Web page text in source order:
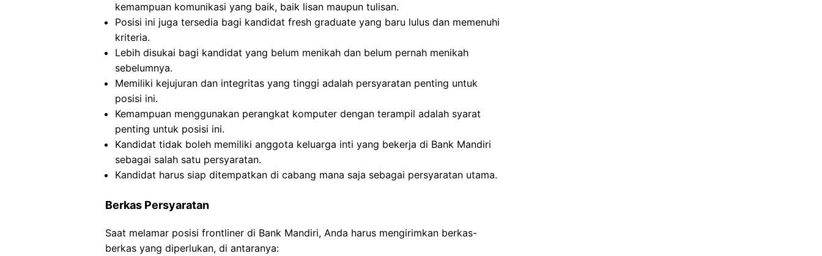
kemampuan komunikasi yang baik, baik lisan maupun tulisan.
Posisi ini juga tersedia bagi kandidat fresh graduate yang baru lulus dan memenuhi
kriteria.
Lebih disukai bagi kandidat yang belum menikah dan belum pernah menikah
sebelumnya.
Memiliki kejujuran dan integritas yang tinggi adalah persyaratan penting untuk
posisi ini.
Kemampuan menggunakan perangkat komputer dengan terampil adalah syarat
penting untuk posisi ini.
Kandidat tidak boleh memiliki anggota keluarga inti yang bekerja di Bank Mandiri
sebagai salah satu persyaratan.
Kandidat harus siap ditempatkan di cabang mana saja sebagai persyaratan utama.
Berkas Persyaratan
Saat melamar posisi frontliner di Bank Mandiri, Anda harus mengirimkan berkas-
berkas yang diperlukan, di antaranya: